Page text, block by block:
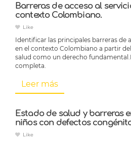
Barreras de acceso al
contexto Colombiano.
Like
Identificar las principales barreras de
en el contexto Colombiano a partir
salud como un derecho
completa.
Leer más
Estado de salud y barreras
niños con defectos
Like